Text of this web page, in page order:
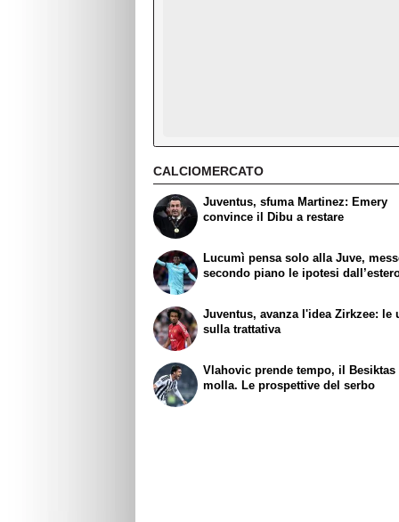
CALCIOMERCATO
Juventus, sfuma Martinez: Emery
convince il Dibu a restare
Lucumì pensa solo alla Juve,
secondo piano le ipotesi
Juventus, avanza l'idea Zirkzee: le
sulla trattativa
Vlahovic prende tempo, il Besiktas
molla. Le prospettive del serbo